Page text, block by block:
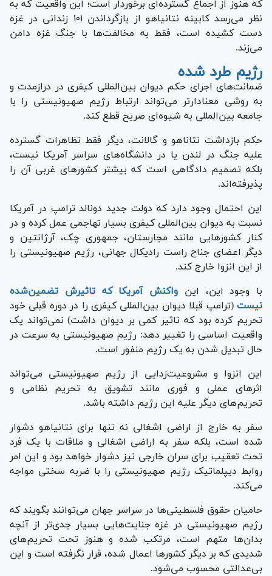
که هنوز از اجماع گسترده‌ای برخوردار است؛ این واقعیت که به
نظر می‌رسد کابینه نتانیاهو از بازگرداندن ۱۰۱ زندانی در غزه
دست کشیده است، فقط به مخالفت‌ها با جنگ غزه دامن
می‌زند.
رژیم طرد شده
ضمانت‌های اجرای حکم دیوان بین‌المللی کیفری در درازمدت و
به روشی معنادارتر می‌تواند ارتباط رژیم صهیونیستی را با
جامعه بین‌المللی به شیوه‌ای صریح قطع کند.
حکم بازداشت نتاناهو و گالانت، دیگر فقط تظاهرات گسترده
علیه جنگ در لندن یا در دانشگاه‌های سراسر آمریکا نیست،
بلکه تصمیم دادگاهی است که بیشتر کشور‌های غربی آن را
پذیرفته‌اند.
این احتمال وجود دارد که دولت جدید دونالد ترامپ در آمریکا
نسبت به دیوان بین‌المللی کیفری بسیار تهاجمی عمل کرده و در
کنار کشور‌هایی مانند مجارستان، جمهوری چک، آرژانتین و
دیگر اعضای جناح راست رادیکال جهانی، رژیم صهیونیستی را
از این انزوا خارج کند.
با وجود این، این واکنش آمریکا که تاثیرش تضمین‌شده
نیست (ترامپ قبلا دیوان بین‌المللی کیفری را در دوره قبلی خود
تحریم کرده بود که تاثیر کمی بر دیوان داشت) نمی‌تواند یک
واقعیت اساسی را تغییر دهد: رژیم صهیونیستی به سرعت در
حال تبدیل شدن به یک رژیم منفور است.
این انزوا و مشروعیت‌زدایی از رژیم صهیونیستی می‌تواند
اثر‌های عملی و فوری مانند تشویق به تحریم نظامی و
تحریم‌های دیگر علیه این رژیم داشته باشد.
سفر به خارج از اراضی اشغالی نه تنها برای نتانیاهو دشوار
شده است، بلکه سفر به اراضی اشغالی و ملاقات با یک فرد
تحت تعقیب برای سران خارجی نیز دشوار خواهد بود و این امر
روابط دیپلماتیک رژیم صهیونیستی را با ضربه سختی مواجه
می‌کند.
حامیان حقوق فلسطینی‌ها در سراسر جهان می‌توانند بگویند که
رژیم صهیونیستی در غزه جنایت‌هایی بسیار جدی‌تر از آنچه
بدان‌ها متهم است، مرتکب شده و هنوز تحت تحریم‌های
شدیدی که بر دیگر کشور‌ها اعمال شده، قرار نگرفته است و این
بی‌عدالتی محسوب می‌شود.